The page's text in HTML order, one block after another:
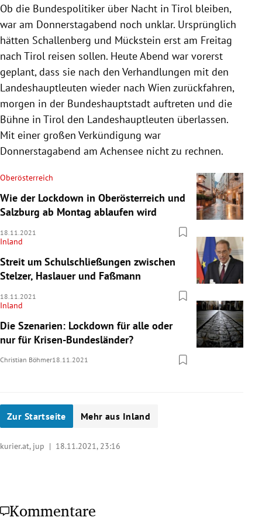
Ob die Bundespolitiker über Nacht in Tirol bleiben,
war am Donnerstagabend noch unklar. Ursprünglich
hätten Schallenberg und Mückstein erst am Freitag
nach Tirol reisen sollen. Heute Abend war vorerst
geplant, dass sie nach den Verhandlungen mit den
Landeshauptleuten wieder nach Wien zurückfahren,
morgen in der Bundeshauptstadt auftreten und die
Bühne in Tirol den Landeshauptleuten überlassen.
Mit einer großen Verkündigung war
Donnerstagabend am Achensee nicht zu rechnen.
Oberösterreich
Wie der Lockdown in Oberösterreich und
Salzburg ab Montag ablaufen wird
18.11.2021
Inland
Streit um Schulschließungen zwischen
Stelzer, Haslauer und Faßmann
18.11.2021
Inland
Die Szenarien: Lockdown für alle oder
nur für Krisen-Bundesländer?
Christian Böhmer18.11.2021
Zur Startseite Mehr aus Inland
kurier.at, jup | 18.11.2021, 23:16
Kommentare